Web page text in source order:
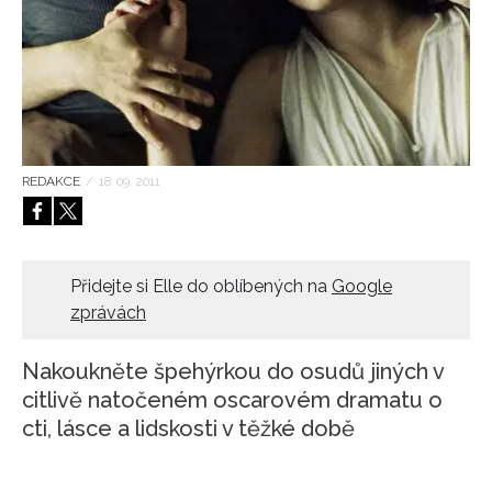
HOME
REDAKCE / 18. 09. 2011
Přidejte si Elle do oblíbených na Google
zprávách
Nakoukněte špehýrkou do osudů jiných v
citlivě natočeném oscarovém dramatu o
cti, lásce a lidskosti v těžké době